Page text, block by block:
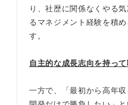
り、社歴に関係なくやる
るマネジメント経験を積
す。
自主的な成長志向を持っ
一方で、「最初から高年